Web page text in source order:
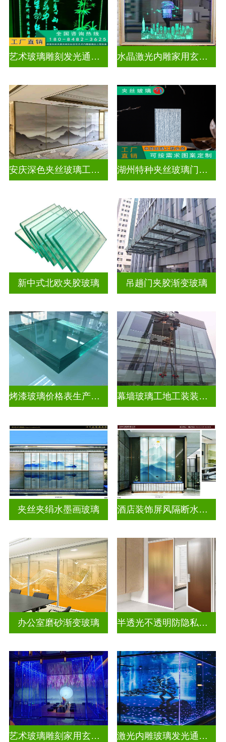
艺术玻璃雕刻发光通电玻璃 水晶激光内雕家用玄关隔断
安庆深色夹丝玻璃工厂在哪里 湖州特种夹丝玻璃门生产厂家
新中式北欧夹胶玻璃 吊趟门夹胶渐变玻璃
烤漆玻璃价格表生产电话 幕墙玻璃工地工装装饰玻璃
夹丝夹绢水墨画玻璃 酒店装饰屏风隔断水墨画玻璃
办公室磨砂渐变玻璃 半透光不透明防隐私彩色渐变玻璃
艺术玻璃雕刻家用玄关隔断 激光内雕玻璃发光通电玻璃